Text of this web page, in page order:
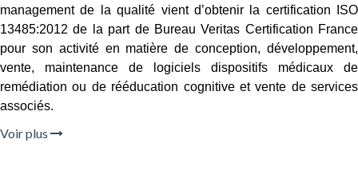
management de la qualité vient d’obtenir la certification ISO
13485:2012 de la part de Bureau Veritas Certification France
pour son activité en matière de conception, développement,
vente, maintenance de logiciels dispositifs médicaux de
remédiation ou de rééducation cognitive et vente de services
associés.
Voir plus